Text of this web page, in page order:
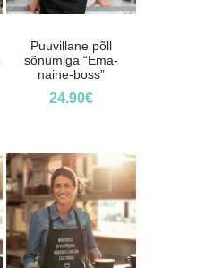
Puuvillane põll
sõnumiga “Ema-
naine-boss”
24.90€